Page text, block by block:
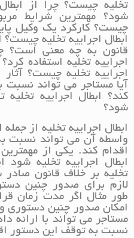
تخلیه چیست؟ چرا از
شود؟ مهمترین شرایط
چیست؟ کارکرد یک وکیل
ابطال اجراییه تخلیه چیست؟
قانون به چه معنی است؟
اجراییه تخلیه استفاده
اجراییه تخلیه چیست؟
آیا مستاجر می تواند نسبت
کند؟ ابطال اجراییه
شود؟
ابطال اجراییه تخلیه از
واسطه آن می تواند نسبت
اقدام کند. یکی از
ابطال اجراییه تخلیه
تخلیه بر خلاف قانون
لازم برای صدور چنین
طور مثال اگر مدت زمان
امکان صدور چنین دستوری
مستاجر می تواند با ارائه
نسبت به توقف این دستور